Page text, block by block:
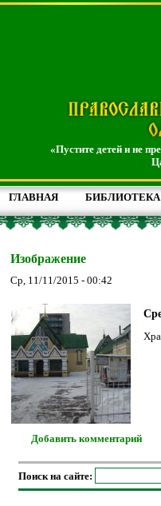
«Пустите детей и не
ГЛАВНАЯ БИБЛИОТЕКА
Изображение
Ср, 11/11/2015 - 00:42
Добавить комментарий
Поиск на сайте: